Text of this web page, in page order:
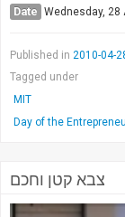
Date Wednesday, 28
Published in
Tagged under
MIT
Day of the
צבא קטן וחכם